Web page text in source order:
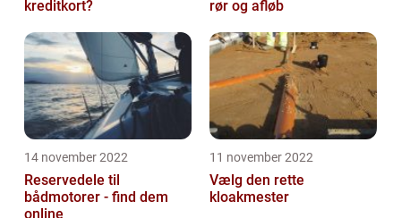
kreditkort?
rør og afløb
14 november 2022
Reservedele til
bådmotorer - find dem
online
11 november 2022
Vælg den rette
kloakmester